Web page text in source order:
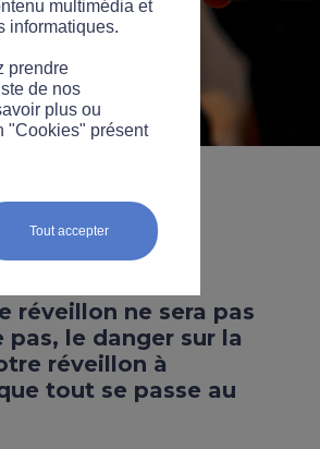
!
réveillon ne sera pas
le danger sur la
réveillon à
tout se passe au
multimédia et
informatiques.
prendre
de nos
plus ou
"Cookies" présent
Tout accepter